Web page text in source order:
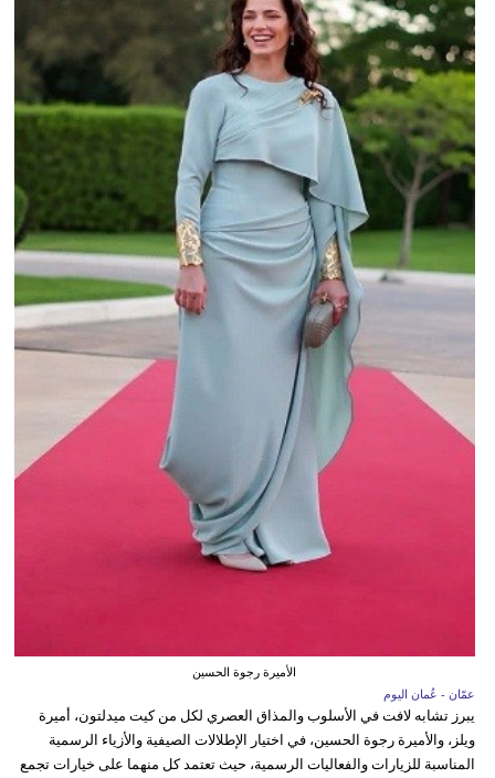
الأميرة رجوة الحسين
عمّان - عُمان اليوم
يبرز تشابه لافت في الأسلوب والمذاق العصري لكل من كيت ميدلتون، أميرة
ويلز، والأميرة رجوة الحسين، في اختيار الإطلالات الصيفية والأزياء الرسمية
المناسبة للزيارات والفعاليات الرسمية، حيث تعتمد كل منهما على خيارات تجمع